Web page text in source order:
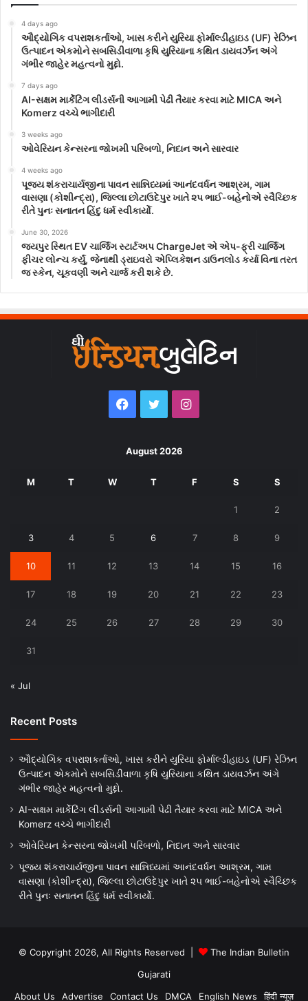
4 days ago
ઔદ્યોગિક વપરાશકર્તાઓ, ખાસ કરીને યુરિયા ફોર્માલ્ડીહાઇડ (UF) રેઝિન
ઉત્પાદન એકમોને સબસિડીવાળા કૃષિ યુરિયાના કથિત ડાયવર્ઝન અંગે
ગંભીર જાહેર મહત્વનો મુદ્દો.
7 days ago
AI-સક્ષમ માર્કેટિંગ લીડર્સની આગામી પેઢી તૈયાર કરવા માટે MICA અને
Komerz વચ્ચે ભાગીદારી
3 weeks ago
ઓવેરિયન કેન્સરના જોખમી પરિબળો, નિદાન અને સારવાર
4 weeks ago
પૂજ્ય શંકરાચાર્યજીના પાવન સાન્નિધ્યમાં આનંદવર્ધન આશ્રમ, ગામ
વાસણા (કોશીન્દ્રા), જિલ્લા છોટાઉદેપુર ખાતે ૨૫ ભાઈ-બહેનોએ સ્વૈચ્છિક
રીતે પુનઃ સનાતન હિંદુ ધર્મ સ્વીકાર્યો.
June 30, 2026
જયપુર સ્થિત EV ચાર્જિંગ સ્ટાર્ટઅપ ChargeJet એ એપ-ફ્રી ચાર્જિંગ
ફીચર લોન્ચ કર્યું, જેનાથી ડ્રાઇવરો એપ્લિકેશન ડાઉનલોડ કર્યા વિના તરત
જ સ્કેન, ચૂકવણી અને ચાર્જ કરી શકે છે.
Facebook
TwitterInstagram
August 2026
M T W T F S S
1 2
3 4 5 6 7 8 9
10 11 12 13 14 15 16
17 18 19 20 21 22 23
24 25 26 27 28 29 30
31
« Jul
Recent Posts
ઔદ્યોગિક વપરાશકર્તાઓ, ખાસ કરીને યુરિયા ફોર્માલ્ડીહાઇડ (UF) રેઝિન
ઉત્પાદન એકમોને સબસિડીવાળા કૃષિ યુરિયાના કથિત ડાયવર્ઝન અંગે
ગંભીર જાહેર મહત્વનો મુદ્દો.
AI-સક્ષમ માર્કેટિંગ લીડર્સની આગામી પેઢી તૈયાર કરવા માટે MICA અને
Komerz વચ્ચે ભાગીદારી
ઓવેરિયન કેન્સરના જોખમી પરિબળો, નિદાન અને સારવાર
પૂજ્ય શંકરાચાર્યજીના પાવન સાન્નિધ્યમાં આનંદવર્ધન આશ્રમ, ગામ
વાસણા (કોશીન્દ્રા), જિલ્લા છોટાઉદેપુર ખાતે ૨૫ ભાઈ-બહેનોએ સ્વૈચ્છિક
રીતે પુનઃ સનાતન હિંદુ ધર્મ સ્વીકાર્યો.
© Copyright 2026, All Rights Reserved |
The Indian Bulletin
Gujarati
About Us
Advertise Contact Us DMCA English News हिंदी न्यूज़